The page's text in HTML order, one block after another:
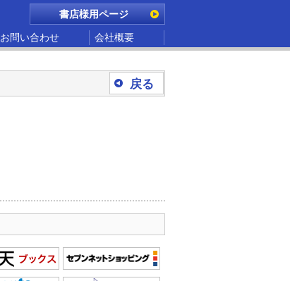
書店様用ページ
お問い合わせ 会社概要
戻る